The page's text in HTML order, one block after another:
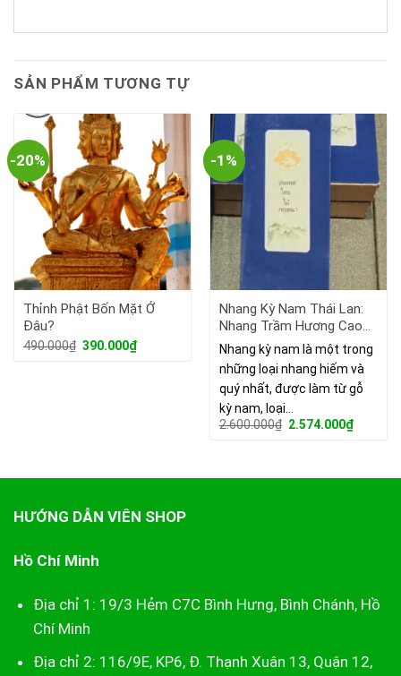
SẢN PHẨM TƯƠNG TỰ
-20%
Thỉnh Phật Bốn Mặt Ở
Đâu?
490.000₫ Giá
390.000₫Giá
hiện
-1%
Nhang Kỳ Nam Thái Lan:
Nhang Trầm Hương Cao
Cấp Của Hoàng Gia Thái
Lan
Nhang kỳ nam là một trong
những loại nhang hiếm và
quý nhất, được làm từ gỗ
kỳ nam, loại…
2.600.000₫ Giá
2.574.000₫Giá
hiện
HƯỚNG DẪN VIÊN SHOP
Hồ Chí Minh
Địa chỉ 1: 19/3 Hẻm C7C Bình Hưng, Bình Chánh, Hồ
Chí Minh
Địa chỉ 2: 116/9E, KP6, Đ. Thạnh Xuân 13, Quận 12,